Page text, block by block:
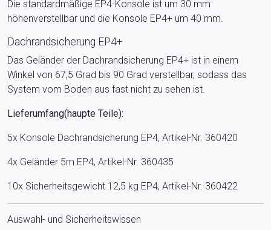
Die standardmäßige EP4-Konsole ist um 30 mm
höhenverstellbar und die Konsole EP4+ um 40 mm.
Dachrandsicherung EP4+
Das Geländer der Dachrandsicherung EP4+ ist in einem
Winkel von 67,5 Grad bis 90 Grad verstellbar, sodass das
System vom Boden aus fast nicht zu sehen ist.
Lieferumfang(haupte Teile):
5x Konsole Dachrandsicherung EP4, Artikel-Nr. 360420
4x Geländer 5m EP4, Artikel-Nr. 360435
10x Sicherheitsgewicht 12,5 kg EP4, Artikel-Nr. 360422
Auswahl- und Sicherheitswissen